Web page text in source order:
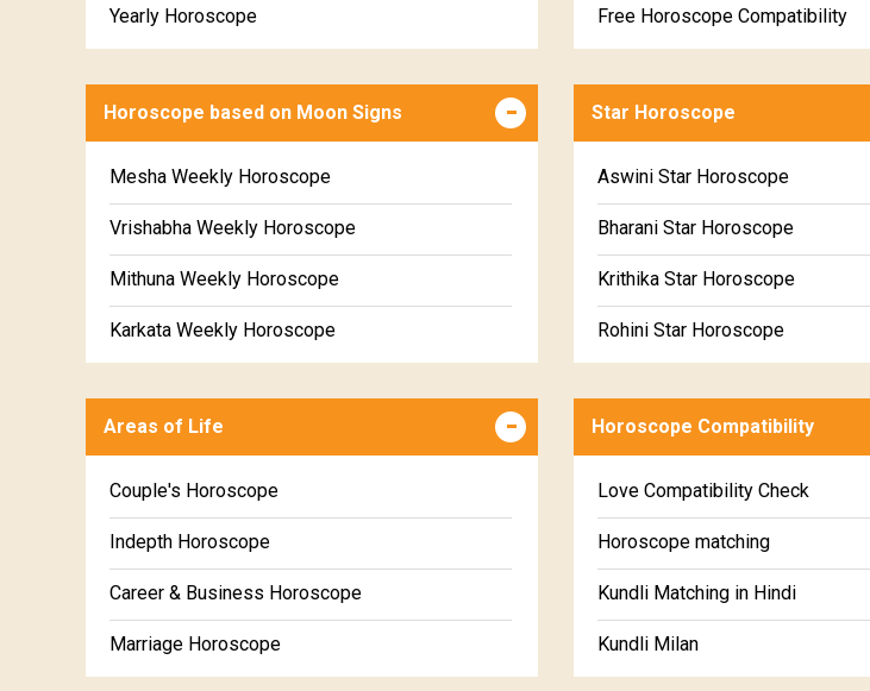
Yearly Horoscope Free Horoscope Compatibility
Wealth & Fortune Horoscope Free
Free Daily Rashiphal
Free Weekly Rashifal
Free Star Horoscope
Free panchanga Predictions
Free Chinese Horoscope
Free Today's Panchang
Horoscope based on Moon Signs
Mesha Weekly Horoscope
Vrishabha Weekly Horoscope
Mithuna Weekly Horoscope
Karkata Weekly Horoscope
Kanya Weekly Horoscope
Tula Weekly Horoscope
Vrischika Weekly Horoscope
Dhanu Weekly Horoscope
Makara Weekly Horoscope
Star Horoscope
Aswini Star Horoscope
Bharani Star Horoscope
Krithika Star Horoscope
Rohini Star Horoscope
Ardra Star Horoscope
Punarvasu Star Horoscope
Pushyami Star Horoscope
Ashlesha Star Horoscope
Makha Star Horoscope
Areas of Life
Couple's Horoscope
Indepth Horoscope
Career & Business Horoscope
Marriage Horoscope
Horoscope Compatibility
Love Compatibility Check
Horoscope matching
Kundli Matching in Hindi
Kundli Milan